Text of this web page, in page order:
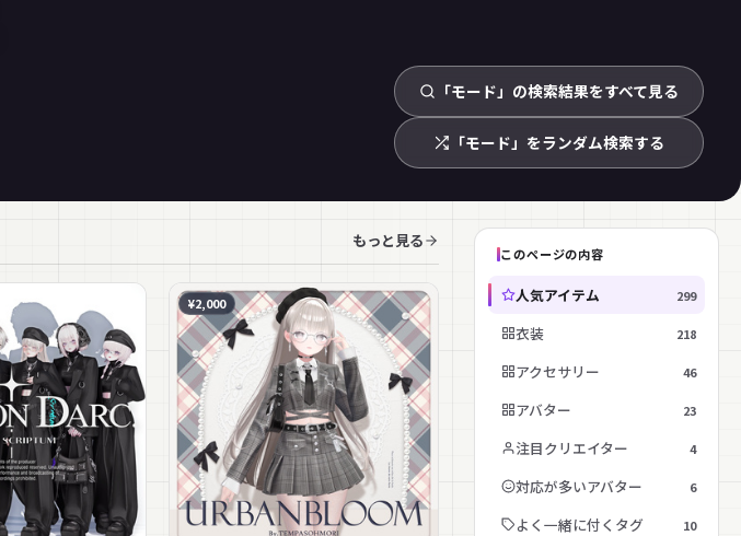
「モード」の検索結果をすべて見る
「モード」をランダム検索する
もっと見る
¥2,000
このページの内容
人気アイテム 299
衣装 218
アクセサリー 46
アバター 23
注目クリエイター 4
対応が多いアバター 6
よく一緒に付くタグ 10